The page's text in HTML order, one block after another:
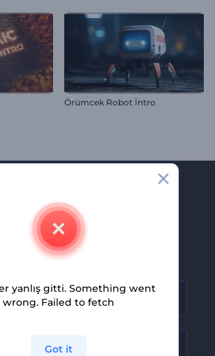
Örümcek Robot İntro
bültenine
tekliflerimiz ilk olarak size
yanlış gitti. Something went
wrong. Failed to fetch
Got it